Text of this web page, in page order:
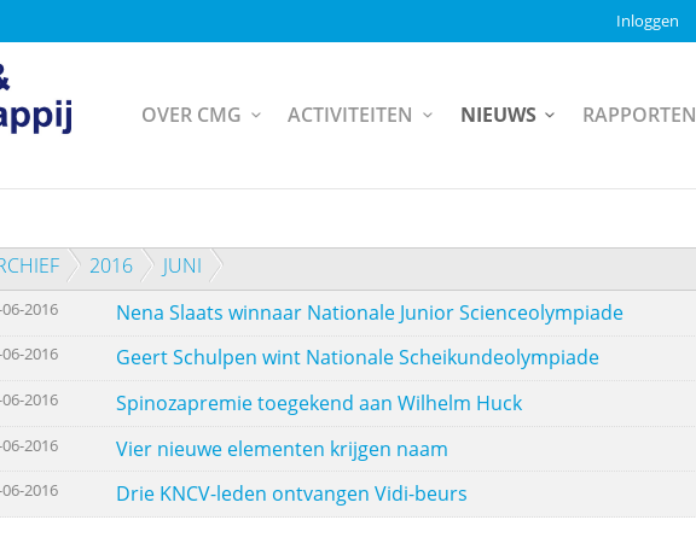
Inloggen
OVER CMG ACTIVITEITEN NIEUWS RAPPORTEN
2016 JUNI
2016 Nena Slaats winnaar Nationale Junior Scienceolympiade
2016 Geert Schulpen wint Nationale Scheikundeolympiade
2016 Spinozapremie toegekend aan Wilhelm Huck
2016 Vier nieuwe elementen krijgen naam
2016 Drie KNCV-leden ontvangen Vidi-beurs